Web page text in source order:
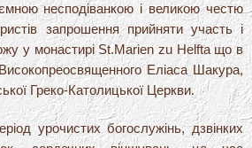
несподіванкою і великою честю
запрошення прийняти участь і
у монастирі St.Marien zu Helfta що в
Еліаса Шакура,
Греко-Католицької Церкви.
урочистих богослужінь, дзвінких